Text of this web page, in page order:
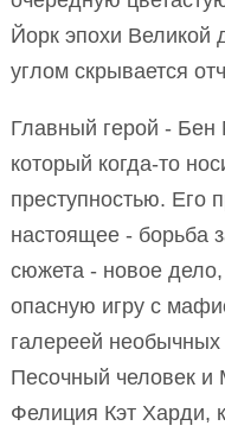
Йорк эпохи Великой
углом скрывается
Главный герой - Бен
который когда-то
преступностью. Его
настоящее - борьба
сюжета - новое дело,
опасную игру с
галереей
Песочный человек и
Фелиция Кэт Харди,